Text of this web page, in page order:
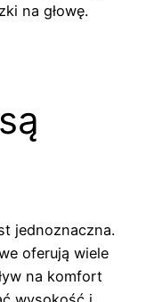
na głowę.
jednoznaczna.
oferują wiele
na komfort